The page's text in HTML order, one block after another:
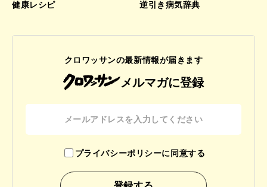
健康レシピ
逆引き病気辞典
クロワッサンの最新情報が届きます
メルマガに登録
プライバシーポリシーに同意する